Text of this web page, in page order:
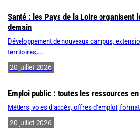
Santé : les Pays de la Loire organisent
demain
Développement de nouveaux campus,
territoires,...
20 juillet 2026
Emploi public : toutes les ressources
Métiers, voies d’accès, offres d’emploi,
20 juillet 2026